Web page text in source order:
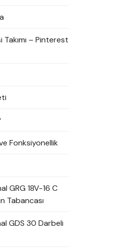
– Pinterest
Fonksiyonellik
GRG 18V-16 C
Tabancası
GDS 30 Darbeli